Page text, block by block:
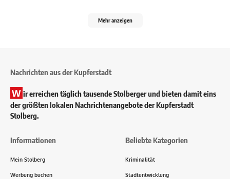
Mehr anzeigen
Nachrichten aus der Kupferstadt
W ir erreichen täglich tausende Stolberger und bieten damit eins
der größten lokalen Nachrichtenangebote der Kupferstadt
Stolberg.
Informationen
Mein Stolberg
Werbung buchen
Beliebte Kategorien
Kriminalität
Stadtentwicklung